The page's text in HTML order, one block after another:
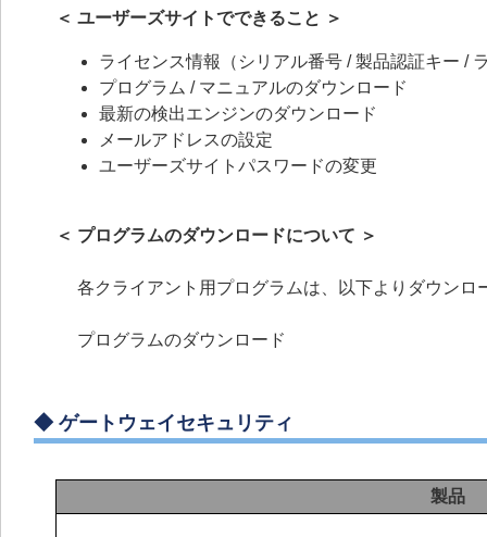
＜ ユーザーズサイトでできること ＞
ライセンス情報（シリアル番号 / 製品認証キー /
プログラム / マニュアルのダウンロード
最新の検出エンジンのダウンロード
メールアドレスの設定
ユーザーズサイトパスワードの変更
＜ プログラムのダウンロードについて ＞
各クライアント用プログラムは、以下よりダウンロ
プログラムのダウンロード
◆ ゲートウェイセキュリティ
製品